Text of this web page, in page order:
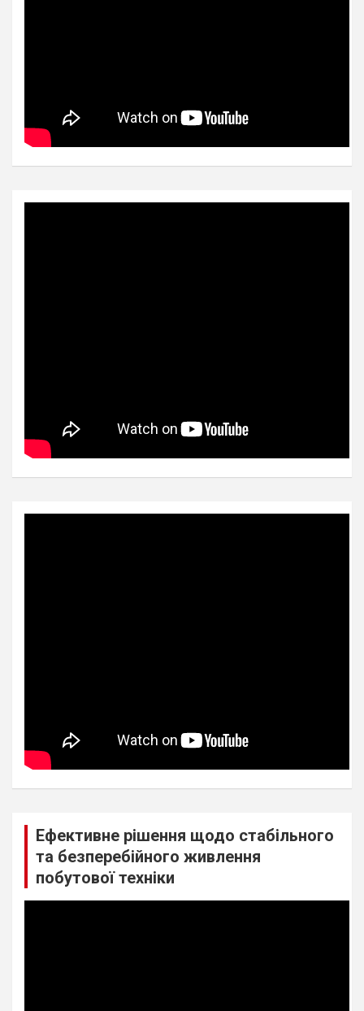
Ефективне рішення щодо стабільного
та безперебійного живлення
побутової техніки